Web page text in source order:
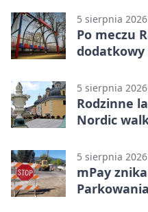
5 sierpnia 2026
Po meczu
dodatkowy
5 sierpnia 2026
Rodzinne
Nordic
5 sierpnia 2026
mPay